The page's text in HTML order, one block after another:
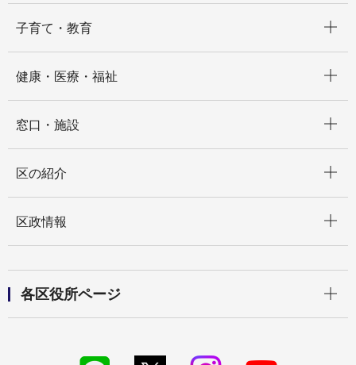
子育て・教育
健康・医療・福祉
窓口・施設
区の紹介
区政情報
各区役所ページ